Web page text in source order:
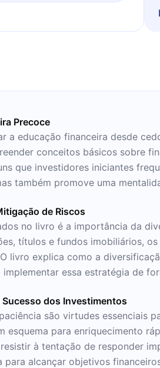
Precoce
a educação financeira desde
conceitos básicos sobre
que investidores iniciantes
também promove uma
de Riscos
no livro é a importância da
títulos e fundos imobiliários,
livro explica como a
essa estratégia de
Sucesso dos Investimentos
são virtudes essenciais
esquema para enriquecimento
à tentação de responder
alcançar objetivos